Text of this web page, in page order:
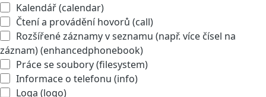
Kalendář (calendar)
Čtení a provádění hovorů (call)
Rozšířené záznamy v seznamu (např. více čísel na
záznam) (enhancedphonebook)
Práce se soubory (filesystem)
Informace o telefonu (info)
Loga (logo)